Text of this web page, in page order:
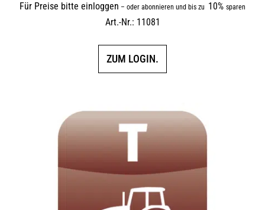
Für Preise bitte einloggen – oder abonnieren und bis zu 10% sparen
Art.-Nr.: 11081
ZUM LOGIN.